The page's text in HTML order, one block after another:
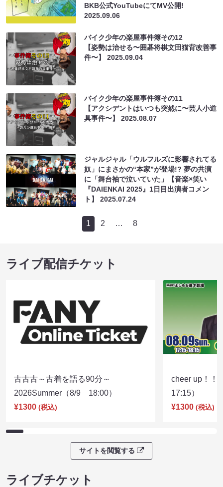
BKB公式YouTubeにてMV公開!
2025.09.06
バイク少年の楽屋事件簿その12
【姿勢は治せる〜囲碁将棋文田猫背改善事
件〜】2025.09.04
バイク少年の楽屋事件簿その11
【アクシデントはいつも突然に〜芸人小道
具事件〜】2025.08.07
ジャルジャル「ウルフルズに影響されてる
奴」にまさかの“本家”が登場!? 夢の共演
に「舞台袖で泣いていた」【音楽×笑い
『DAIENKAI 2025』1日目出演者コメン
ト】2025.07.24
1 2 … 8
ライブ配信チケット
古古古～古着を語る90分～
2026Summer（8/9 18:00）
¥1300 (税込)
cheer up！
17:15）
¥1300 (税込)
サイトを閲覧する
ライブチケット